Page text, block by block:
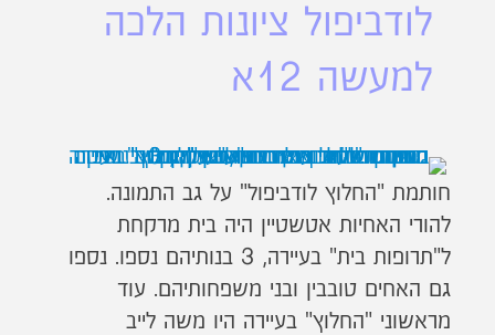
לודביפול ציונות הלכה
למעשה 12א
חותמת "החלוץ לודביפול" על גב התמונה.
להורי האחיות אטשטיין היה בית מרקחת
ל"תרופות בית" בעיירה, 3 בנותיהם נספו. נספו
גם האחים טובבין ובני משפחותיהם. עוד
מראשוני "החלוץ" בעיירה היו משה לייב